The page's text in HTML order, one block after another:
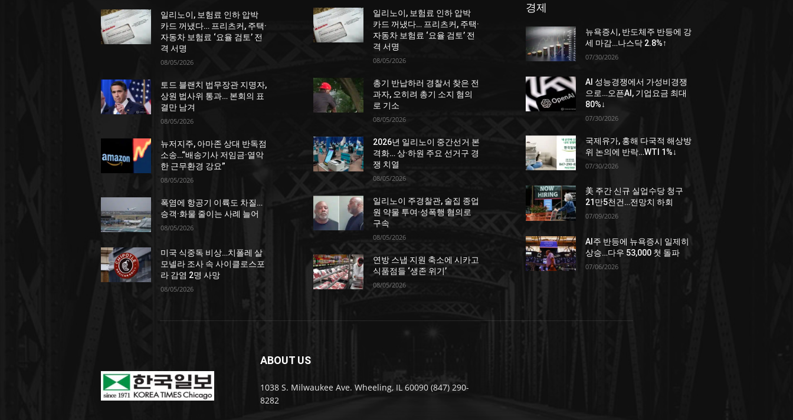
일리노이, 보험료 인하 압박
카드 꺼냈다… 프리츠커, 주택·
자동차 보험료 ‘요율 검토’ 전
격 서명
08/05/2026
토드 블랜치 법무장관 지명자,
상원 법사위 통과… 본회의 표
결만 남겨
08/05/2026
뉴저지주, 아마존 상대 반독점
소송…“배송기사 저임금·열악
한 근무환경 강요”
08/05/2026
폭염에 항공기 이륙도 차질…
승객·화물 줄이는 사례 늘어
08/05/2026
미국 식중독 비상…치폴레 살
모넬라 조사 속 사이클로스포
라 감염 2명 사망
08/05/2026
일리노이, 보험료 인하 압박
카드 꺼냈다… 프리츠커, 주택·
자동차 보험료 ‘요율 검토’ 전
격 서명
08/05/2026
총기 반납하러 경찰서 찾은 전
과자, 오히려 총기 소지 혐의
로 기소
08/05/2026
2026년 일리노이 중간선거 본
격화… 상·하원 주요 선거구 경
쟁 치열
08/05/2026
일리노이 주경찰관, 술집 종업
원 약물 투여·성폭행 혐의로
구속
08/05/2026
연방 스냅 지원 축소에 시카고
식품점들 ‘생존 위기’
08/05/2026
경제
뉴욕증시, 반도체주 반등에 강
세 마감…나스닥 2.8%↑
07/30/2026
AI 성능경쟁에서 가성비경쟁
으로…오픈AI, 기업요금 최대
80%↓
07/30/2026
국제유가, 홍해 다국적 해상방
위 논의에 반락…WTI 1%↓
07/30/2026
美 주간 신규 실업수당 청구
21만5천건…전망치 하회
07/09/2026
AI주 반등에 뉴욕증시 일제히
상승…다우 53,000 첫 돌파
07/06/2026
ABOUT US
1038 S. Milwaukee Ave. Wheeling, IL 60090 (847) 290-
8282